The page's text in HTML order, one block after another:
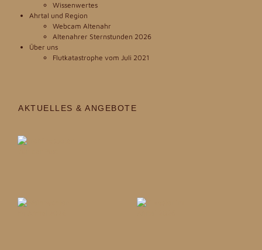
Wissenwertes
Ahrtal und Region
Webcam Altenahr
Altenahrer Sternstunden 2026
Über uns
Flutkatastrophe vom Juli 2021
AKTUELLES & ANGEBOTE